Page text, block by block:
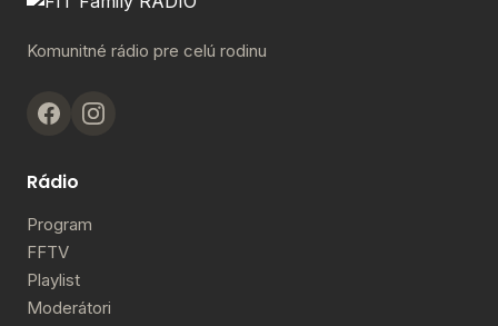
Komunitné rádio pre celú rodinu
Rádio
Program
FFTV
Playlist
Moderátori